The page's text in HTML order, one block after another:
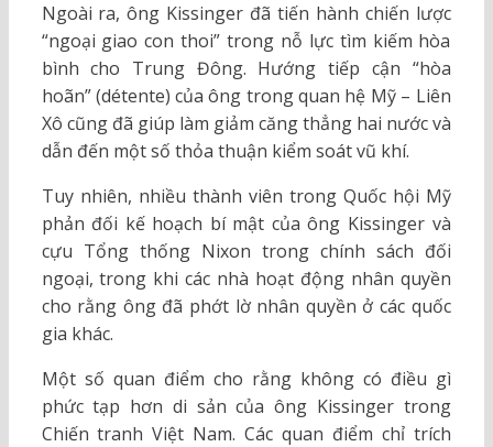
Ngoài ra, ông Kissinger đã tiến hành chiến lược
“ngoại giao con thoi” trong nỗ lực tìm kiếm hòa
bình cho Trung Đông. Hướng tiếp cận “hòa
hoãn” (détente) của ông trong quan hệ Mỹ – Liên
Xô cũng đã giúp làm giảm căng thẳng hai nước và
dẫn đến một số thỏa thuận kiểm soát vũ khí.
Tuy nhiên, nhiều thành viên trong Quốc hội Mỹ
phản đối kế hoạch bí mật của ông Kissinger và
cựu Tổng thống Nixon trong chính sách đối
ngoại, trong khi các nhà hoạt động nhân quyền
cho rằng ông đã phớt lờ nhân quyền ở các quốc
gia khác.
Một số quan điểm cho rằng không có điều gì
phức tạp hơn di sản của ông Kissinger trong
Chiến tranh Việt Nam. Các quan điểm chỉ trích